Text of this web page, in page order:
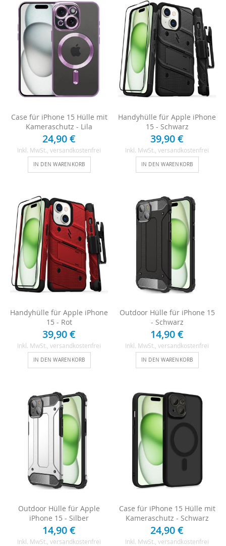
Case für iPhone 15 Hülle mit
Kameraschutz - Lila
24,90 €
Inkl. MwSt. , versandkostenfrei
IN DEN WARENKORB
Handyhülle für Apple iPhone
15 - Schwarz
39,90 €
Inkl. MwSt. , versandkostenfrei
IN DEN WARENKORB
Handyhülle für Apple iPhone
15 - Rot
39,90 €
Inkl. MwSt., versandkostenfrei
IN DEN WARENKORB
Outdoor Hülle für iPhone 15
- Schwarz
14,90 €
Inkl. MwSt., versandkostenfrei
IN DEN WARENKORB
Outdoor Hülle für Apple
iPhone 15 - Silber
14,90 €
Inkl. MwSt. , versandkostenfrei
Case für iPhone 15 Hülle mit
Kameraschutz - Schwarz
24,90 €
Inkl. MwSt. , versandkostenfrei